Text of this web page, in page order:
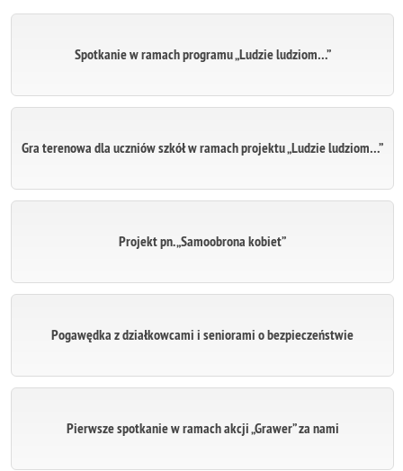
Spotkanie w ramach programu „Ludzie ludziom…”
Gra terenowa dla uczniów szkół w ramach projektu „Ludzie ludziom…”
Projekt pn. „Samoobrona kobiet”
Pogawędka z działkowcami i seniorami o bezpieczeństwie
Pierwsze spotkanie w ramach akcji „Grawer” za nami